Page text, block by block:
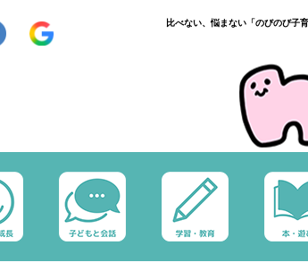
比べない、悩まない「のびのび